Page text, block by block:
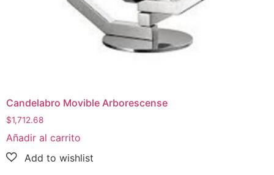
Candelabro Movible Arborescense
$1,712.68
Añadir al carrito